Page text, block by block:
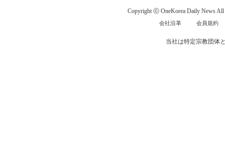
Copyright ⓒ OneKorea Daily News All
会社沿革 会員規約
当社は特定宗教団体